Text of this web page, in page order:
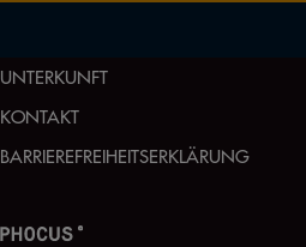
UNTERKUNFT
KONTAKT
BARRIEREFREIHEITSERKLÄRUNG